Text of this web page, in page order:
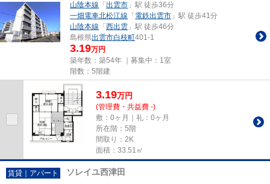
山陰本線 「 出雲市 」駅 徒歩36分
一畑電車北松江線 「 電鉄出雲市 」駅 徒歩41分
山陰本線 「 西出雲 」駅 徒歩46分
島根県出雲市白枝町401-1
3.19万円
築年数：築54年 ｜募集中： 1室
階数：5階建
3.19万円
(管理費・共益費 -)
敷：0ヶ月｜礼：0ヶ月
所在階：5階
間取り：2K
面積：33.51㎡
賃貸｜アパート ソレイユ西津田